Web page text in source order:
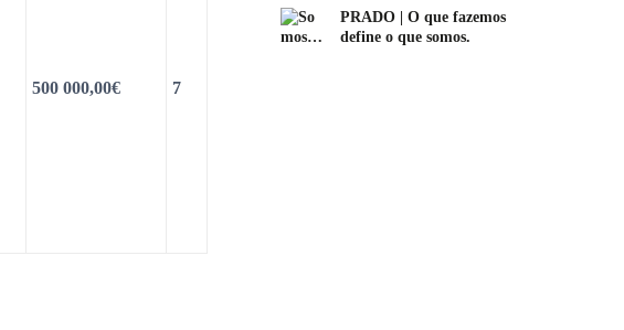
500 000,00€ 7
PRADO | O que fazemos
define o que somos.